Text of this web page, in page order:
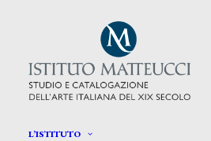
L’ISTITUTO